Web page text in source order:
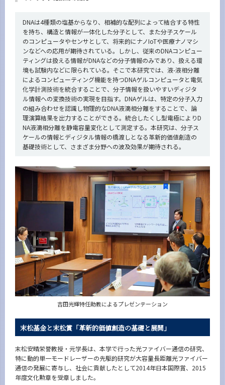
DNAは4種類の塩基からなり、相補的な配列によって結合する特性
を持ち、構造と情報が一体化した分子として、また分子スケール
のコンピュータやセンサとして、将来的にナノIoTや医療ナノマシ
ンなどへの応用が期待されている。しかし、従来のDNAコンピュー
ティングは扱える情報がDNAなどの分子情報のみであり、扱える環
境も試験内などに限られている。そこで本研究では、液-液相分離
によるコンピューティング機能を持つDNAゲルコンピュータと電気
化学計測技術を統合することで、分子情報を扱いやすいディジタ
ル情報への変換技術の実現を目指す。DNAゲルは、特定の分子入力
の組み合わせを認識し物理的なDNA液滴相分離をすることで、論
理演算結果を出力することができる。統合したくし型電極によりD
NA液滴相分離を静電容量変化として測定する。本研究は、分子ス
ケールの情報とディジタル情報の橋渡しとなる革新的価値創造の
基礎技術として、さまざま分野への波及効果が期待される。
吉田光輝特任助教によるプレゼンテーション
末松基金と末松賞「革新的価値創造の基礎と展開」
末松安晴栄誉教授・元学長は、本学で行った光ファイバー通信の研究、
特に動的単一モードレーザーの先駆的研究が大容量長距離光ファイバー
通信の発展に寄与し、社会に貢献したとして2014年日本国際賞、2015
年度文化勲章を受章しました。